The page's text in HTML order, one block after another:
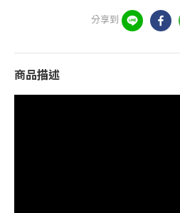
分享到
商品描述